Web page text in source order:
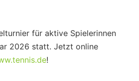
für aktive Spielerinnen
2026 statt. Jetzt online
!